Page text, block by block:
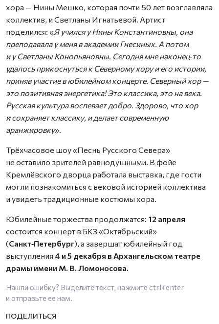
хора — Нины Мешко, которая почти 50 лет возглавляла
коллектив, и Светланы Игнатьевой. Артист
поделился: «Я учился у Нины Константиновны, она
преподавала у меня в академии Гнесиных. А потом
и у Светланы Конопьяновны. Сегодня мне наконец‑то
удалось прикоснуться к Северному хору и его истории,
приняв участие в юбилейном концерте. Северный хор —
это позитивная энергетика! Это классика, это на века.
Русская культура воспевает добро. Здорово, что хор
и сохраняет классику, и делает современную
аранжировку».
Трёхчасовое шоу «Песнь Русского Севера»
не оставило зрителей равнодушными. В фойе
Кремлёвского дворца работала выставка, где гости
могли познакомиться с вековой историей коллектива
и увидеть традиционные костюмы хора.
Юбилейные торжества продолжатся: 12 апреля
состоится концерт в БКЗ «Октябрьский»
(Санкт‑Петербург), а завершат юбилейный год
выступления 4 и 5 декабря в Архангельском театре
драмы имени М. В. Ломоносова.
Нашли ошибку? Выделите текст, нажмите ctrl+enter
и отправьте ее нам.